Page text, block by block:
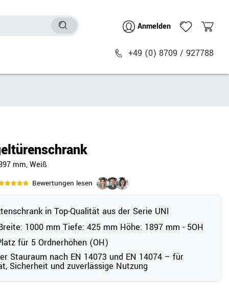
Anmelden
+49 (0) 8709 / 927788
Polstermöbel
Sitz- & Stehhocker
mm, Weiß
Bewertungen lesen
in Top-Qualität aus der Serie UNI
1000 mm Tiefe: 425 mm Höhe: 1897 mm - 5OH
für 5 Ordnerhöhen (OH)
Stauraum nach EN 14073 und EN 14074 – für
Sicherheit und zuverlässige Nutzung